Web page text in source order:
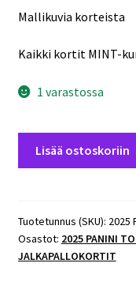
Mallikuvia korteista
Kaikki kortit MINT-
1 varastossa
Soccer
#61
Manuel
Lisää ostoskoriin
Tuotetunnus (SKU): 2025
Osastot: 2025 PANINI
JALKAPALLOKORTIT